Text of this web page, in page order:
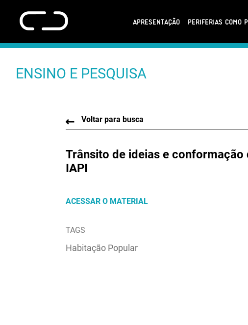
APRESENTAÇÃO PERIFERIAS COMO
ENSINO E PESQUISA
Voltar para busca
Trânsito de ideias e
IAPI
ACESSAR O MATERIAL
TAGS
Habitação Popular